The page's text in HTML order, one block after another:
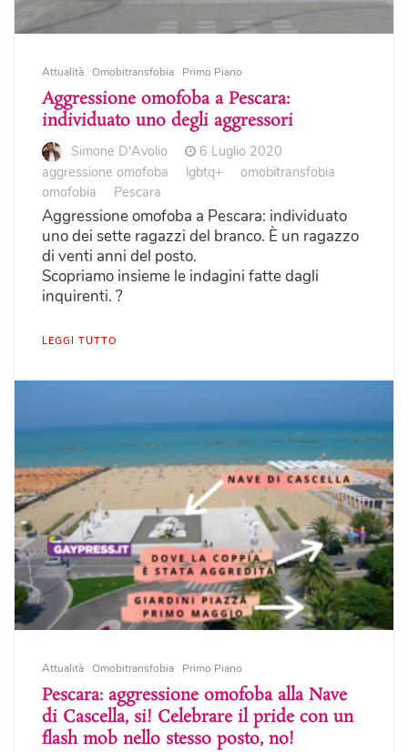
Attualità Omobitransfobia Primo Piano
Aggressione omofoba a Pescara:
individuato uno degli aggressori
Simone D'Avolio
6 Luglio 2020
aggressione omofoba
lgbtq+
omobitransfobia
omofobia
Pescara
Aggressione omofoba a Pescara: individuato
uno dei sette ragazzi del branco. È un ragazzo
di venti anni del posto.
Scopriamo insieme le indagini fatte dagli
inquirenti. ?
LEGGI TUTTO
Attualità Omobitransfobia Primo Piano
Pescara: aggressione omofoba alla Nave
di Cascella, si! Celebrare il pride con un
flash mob nello stesso posto, no!